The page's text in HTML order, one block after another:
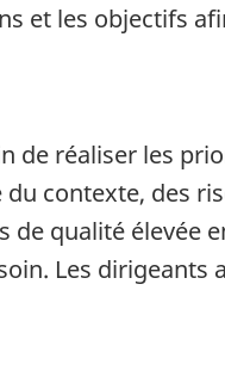
et les objectifs
de réaliser les
contexte, des
de qualité
Les dirigeants